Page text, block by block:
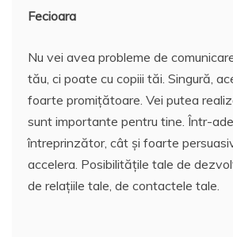
Fecioara
Nu vei avea probleme de
tău, ci poate cu copiii tăi. Singură,
foarte promițătoare. Vei putea
sunt importante pentru tine. Într-
întreprinzător, cât și foarte
accelera. Posibilitățile tale de
de relațiile tale, de contactele tale.